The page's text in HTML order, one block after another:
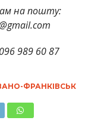
на пошту:
989 60 87
ФРАНКІВСЬК